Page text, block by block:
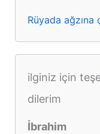
Rüyada
ilginiz için
dilerim
İbrahim